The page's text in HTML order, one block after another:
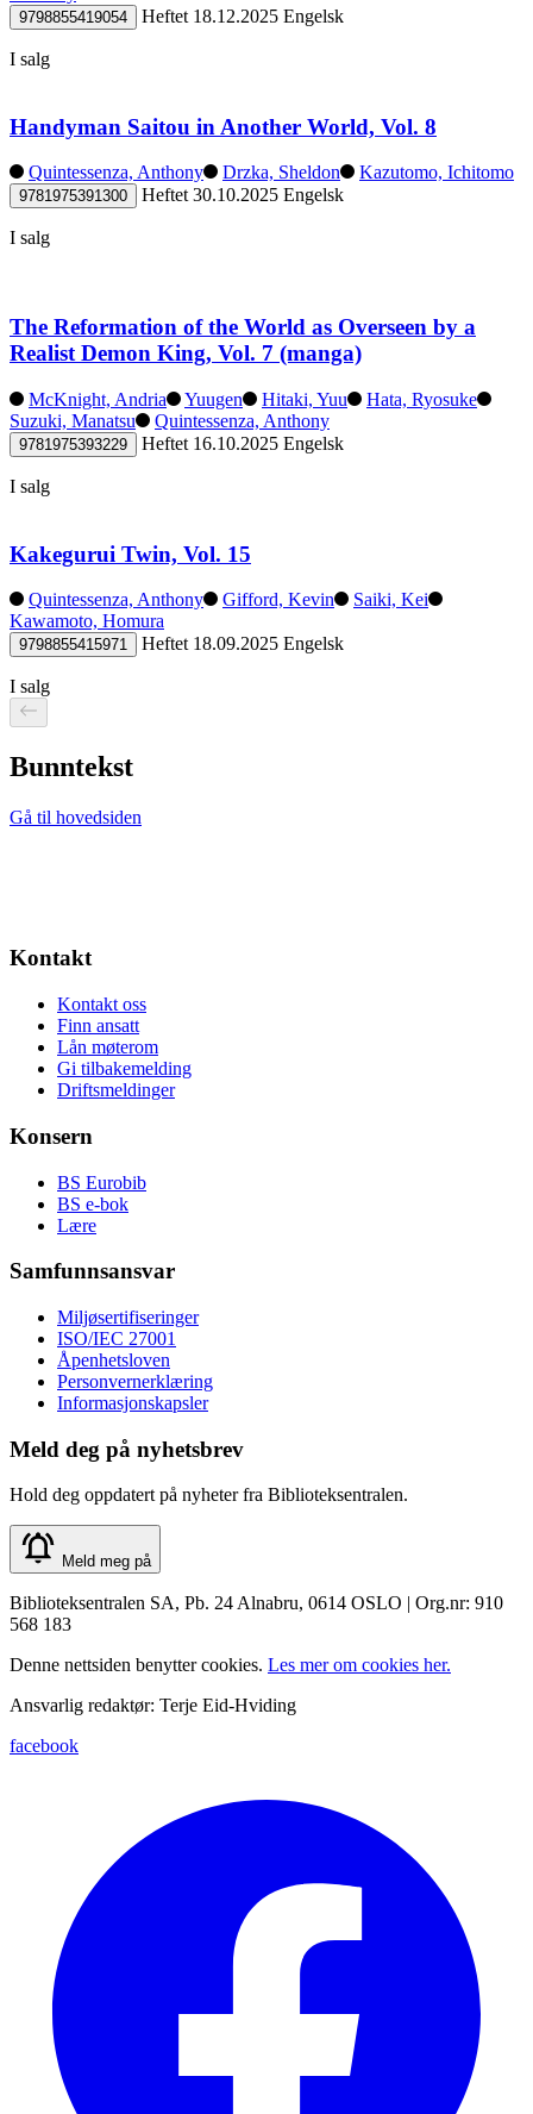
9798855419054 Heftet 18.12.2025 Engelsk
I salg
Handyman Saitou in Another World, Vol. 8
Quintessenza, Anthony Drzka, Sheldon Kazutomo, Ichitomo
9781975391300 Heftet 30.10.2025 Engelsk
I salg
The Reformation of the World as Overseen by a
Realist Demon King, Vol. 7 (manga)
McKnight, Andria Yuugen Hitaki, Yuu
Hata, Ryosuke
Suzuki, Manatsu
Quintessenza, Anthony
9781975393229 Heftet 16.10.2025 Engelsk
I salg
Kakegurui Twin, Vol. 15
Quintessenza, Anthony Gifford, Kevin
Saiki, Kei
Kawamoto, Homura
9798855415971 Heftet 18.09.2025 Engelsk
I salg
Bunntekst
Gå til hovedsiden
Kontakt
Kontakt oss
Finn ansatt
Lån møterom
Gi tilbakemelding
Driftsmeldinger
Konsern
BS Eurobib
BS e-bok
Lære
Samfunnsansvar
Miljøsertifiseringer
ISO/IEC 27001
Åpenhetsloven
Personvernerklæring
Informasjonskapsler
Meld deg på nyhetsbrev
Hold deg oppdatert på nyheter fra Biblioteksentralen.
Meld meg på
Biblioteksentralen SA, Pb. 24 Alnabru, 0614 OSLO | Org.nr: 910
568 183
Denne nettsiden benytter cookies. Les mer om cookies her.
Ansvarlig redaktør: Terje Eid-Hviding
facebook